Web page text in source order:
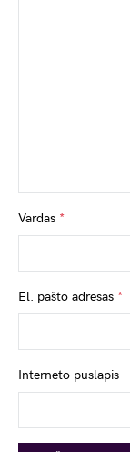
Vardas *
El. pašto adresas *
Interneto puslapis